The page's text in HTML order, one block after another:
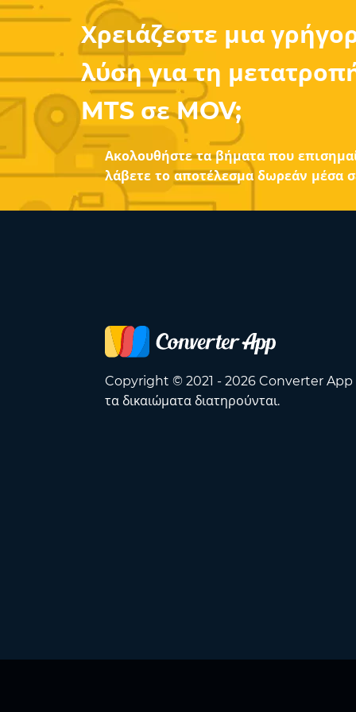
Χρειάζεστε μια
λύση για τη
MTS σε MOV;
Ακολουθήστε τα βήματα που
λάβετε το αποτέλεσμα δωρεάν μέσα
Copyright © 2021 - 2026 Converter App
τα δικαιώματα διατηρούνται.